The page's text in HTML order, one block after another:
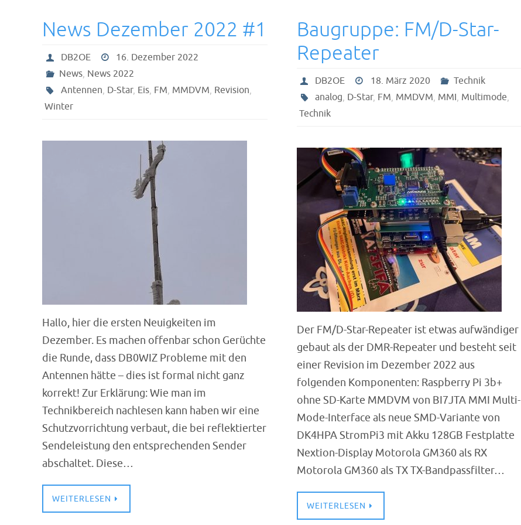
News Dezember 2022 #1
DB2OE
16. Dezember 2022
News, News 2022
Antennen, D-Star, Eis, FM, MMDVM, Revision,
Winter
Hallo, hier die ersten Neuigkeiten im
Dezember. Es machen offenbar schon Gerüchte
die Runde, dass DB0WIZ Probleme mit den
Antennen hätte – dies ist formal nicht ganz
korrekt! Zur Erklärung: Wie man im
Technikbereich nachlesen kann haben wir eine
Schutzvorrichtung verbaut, die bei reflektierter
Sendeleistung den entsprechenden Sender
abschaltet. Diese…
WEITERLESEN
Baugruppe: FM/D-Star-
Repeater
DB2OE 18. März 2020
Technik
analog, D-Star, FM, MMDVM, MMI, Multimode,
Technik
Der FM/D-Star-Repeater ist etwas aufwändiger
gebaut als der DMR-Repeater und besteht seit
einer Revision im Dezember 2022 aus
folgenden Komponenten: Raspberry Pi 3b+
ohne SD-Karte MMDVM von BI7JTA MMI Multi-
Mode-Interface als neue SMD-Variante von
DK4HPA StromPi3 mit Akku 128GB Festplatte
Nextion-Display Motorola GM360 als RX
Motorola GM360 als TX TX-Bandpassfilter…
WEITERLESEN